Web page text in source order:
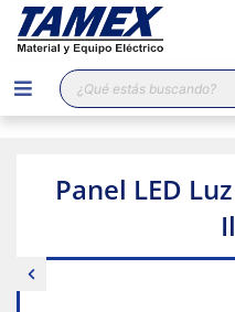
Búsqueda
de
productos
Panel LED